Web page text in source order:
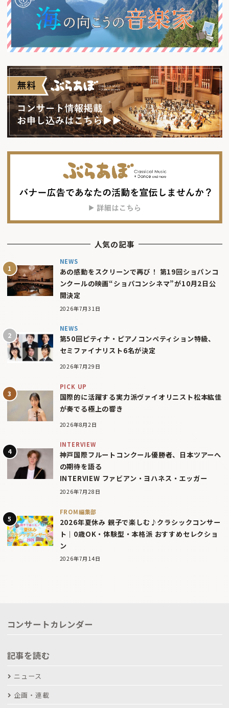
人気の記事
NEWS
あの感動をスクリーンで再び！ 第19回ショパンコ
ンクールの映画“ショパコンシネマ”が10月2日公
開決定
2026年7月31日
NEWS
第50回ピティナ・ピアノコンペティション特級、
セミファイナリスト6名が決定
2026年7月29日
PICK UP
国際的に活躍する実力派ヴァイオリニスト松本紘佳
が奏でる極上の響き
2026年8月2日
INTERVIEW
神戸国際フルートコンクール優勝者、日本ツアーへ
の期待を語る
INTERVIEW ファビアン・ヨハネス・エッガー
2026年7月28日
FROM編集部
2026年夏休み 親子で楽しむ♪クラシックコンサー
ト｜0歳OK・体験型・本格派 おすすめセレクショ
ン
2026年7月14日
コンサートカレンダー
記事を読む
ニュース
企画・連載